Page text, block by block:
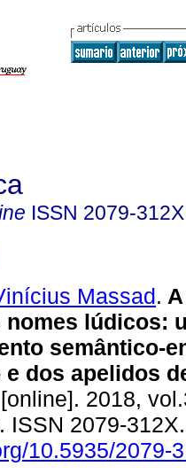
ISSN 2079-312X
Massad.
nomes lúdicos:
semântico-
e dos apelidos
[online]. 2018,
ISSN 2079-
10.5935/2079-